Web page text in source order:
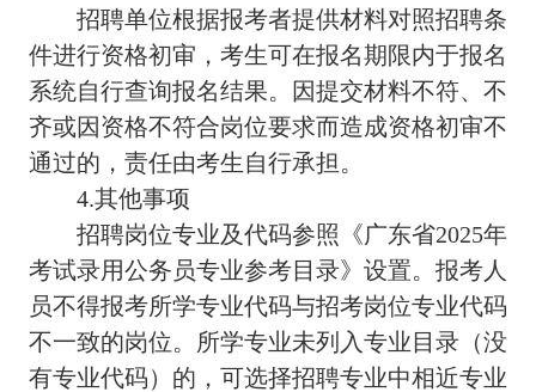
招聘单位根据报考者提供材料对照招聘条
件进行资格初审，考生可在报名期限内于报名
系统自行查询报名结果。因提交材料不符、不
齐或因资格不符合岗位要求而造成资格初审不
通过的，责任由考生自行承担。
4.其他事项
招聘岗位专业及代码参照《广东省2025年
考试录用公务员专业参考目录》设置。报考人
员不得报考所学专业代码与招考岗位专业代码
不一致的岗位。所学专业未列入专业目录（没
有专业代码）的，可选择招聘专业中相近专业